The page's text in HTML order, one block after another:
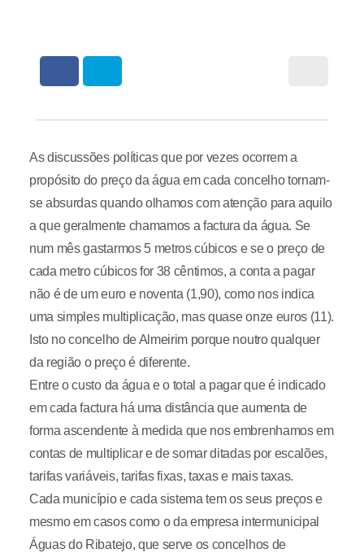
As discussões políticas que por vezes ocorrem a
propósito do preço da água em cada concelho tornam-
se absurdas quando olhamos com atenção para aquilo
a que geralmente chamamos a factura da água. Se
num mês gastarmos 5 metros cúbicos e se o preço de
cada metro cúbicos for 38 cêntimos, a conta a pagar
não é de um euro e noventa (1,90), como nos indica
uma simples multiplicação, mas quase onze euros (11).
Isto no concelho de Almeirim porque noutro qualquer
da região o preço é diferente.
Entre o custo da água e o total a pagar que é indicado
em cada factura há uma distância que aumenta de
forma ascendente à medida que nos embrenhamos em
contas de multiplicar e de somar ditadas por escalões,
tarifas variáveis, tarifas fixas, taxas e mais taxas.
Cada município e cada sistema tem os seus preços e
mesmo em casos como o da empresa intermunicipal
Águas do Ribatejo, que serve os concelhos de